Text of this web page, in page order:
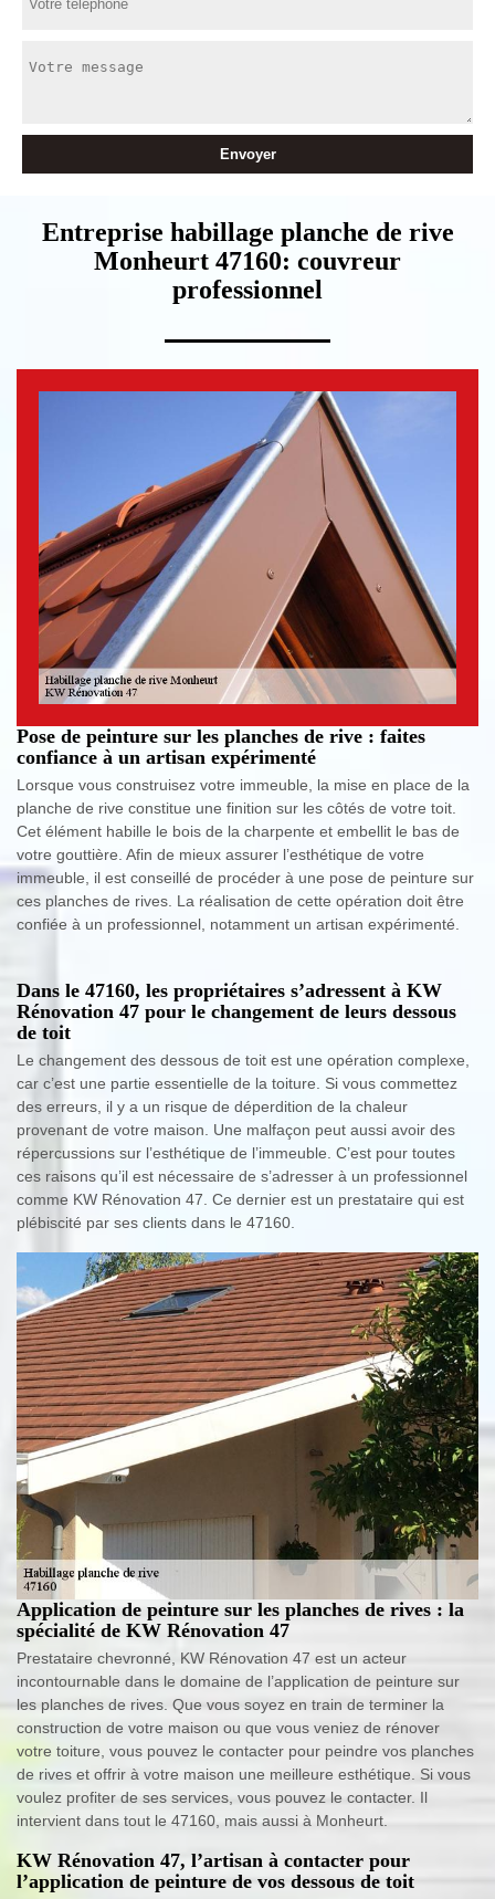
Entreprise habillage planche de rive
Monheurt 47160: couvreur
professionnel
Pose de peinture sur les planches de rive : faites
confiance à un artisan expérimenté
Lorsque vous construisez votre immeuble, la mise en place de la
planche de rive constitue une finition sur les côtés de votre toit.
Cet élément habille le bois de la charpente et embellit le bas de
votre gouttière. Afin de mieux assurer l’esthétique de votre
immeuble, il est conseillé de procéder à une pose de peinture sur
ces planches de rives. La réalisation de cette opération doit être
confiée à un professionnel, notamment un artisan expérimenté.
Dans le 47160, les propriétaires s’adressent à KW
Rénovation 47 pour le changement de leurs dessous
de toit
Le changement des dessous de toit est une opération complexe,
car c’est une partie essentielle de la toiture. Si vous commettez
des erreurs, il y a un risque de déperdition de la chaleur
provenant de votre maison. Une malfaçon peut aussi avoir des
répercussions sur l’esthétique de l’immeuble. C’est pour toutes
ces raisons qu’il est nécessaire de s’adresser à un professionnel
comme KW Rénovation 47. Ce dernier est un prestataire qui est
plébiscité par ses clients dans le 47160.
Application de peinture sur les planches de rives : la
spécialité de KW Rénovation 47
Prestataire chevronné, KW Rénovation 47 est un acteur
incontournable dans le domaine de l’application de peinture sur
les planches de rives. Que vous soyez en train de terminer la
construction de votre maison ou que vous veniez de rénover
votre toiture, vous pouvez le contacter pour peindre vos planches
de rives et offrir à votre maison une meilleure esthétique. Si vous
voulez profiter de ses services, vous pouvez le contacter. Il
intervient dans tout le 47160, mais aussi à Monheurt.
KW Rénovation 47, l’artisan à contacter pour
l’application de peinture de vos dessous de toit